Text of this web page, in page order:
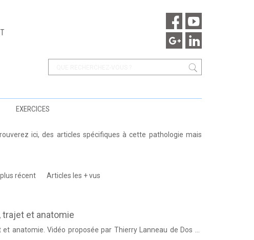
EXERCICES
ici, des articles spécifiques à cette pathologie mais
récent Articles les + vus
et anatomie
anatomie. Vidéo proposée par Thierry Lanneau de Dos et